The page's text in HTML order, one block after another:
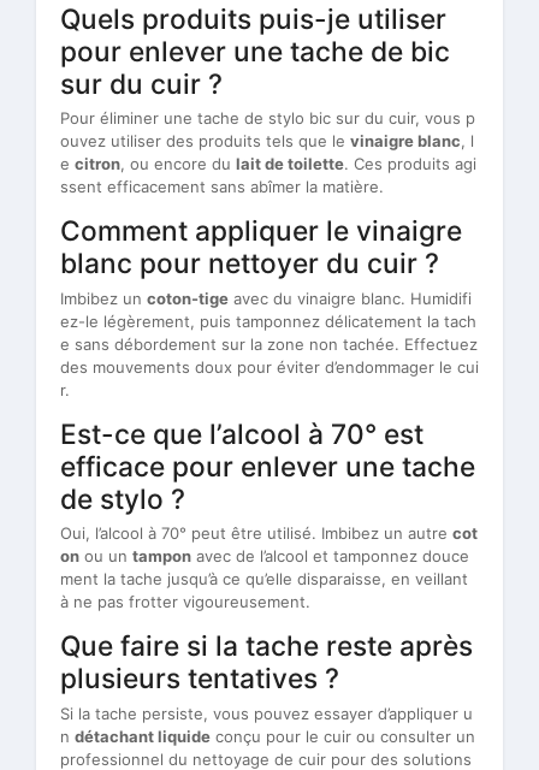
Quels produits puis-je utiliser
pour enlever une tache de bic
sur du cuir ?
Pour éliminer une tache de stylo bic sur du cuir, vous p
ouvez utiliser des produits tels que le vinaigre blanc, l
e citron, ou encore du lait de toilette. Ces produits agi
ssent efficacement sans abîmer la matière.
Comment appliquer le vinaigre
blanc pour nettoyer du cuir ?
Imbibez un coton-tige avec du vinaigre blanc. Humidifi
ez-le légèrement, puis tamponnez délicatement la tach
e sans débordement sur la zone non tachée. Effectuez
des mouvements doux pour éviter d’endommager le cui
r.
Est-ce que l’alcool à 70° est
efficace pour enlever une tache
de stylo ?
Oui, l’alcool à 70° peut être utilisé. Imbibez un autre cot
on ou un tampon avec de l’alcool et tamponnez douce
ment la tache jusqu’à ce qu’elle disparaisse, en veillant
à ne pas frotter vigoureusement.
Que faire si la tache reste après
plusieurs tentatives ?
Si la tache persiste, vous pouvez essayer d’appliquer u
n détachant liquide conçu pour le cuir ou consulter un
professionnel du nettoyage de cuir pour des solutions